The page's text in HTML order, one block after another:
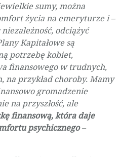
sumy, można
życia na emeryturze i –
odciążyć
Kapitałowe są
potrzebę kobiet,
finansowego w trudnych,
na przykład choroby. Mamy
gromadzenie
na przyszłość, ale
finansową, która daje
psychicznego–